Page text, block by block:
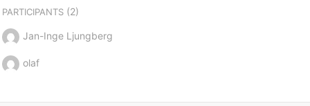
PARTICIPANTS(2)
Jan-Inge Ljungberg
olaf